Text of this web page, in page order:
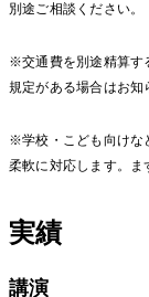
別途ご相談ください。
※交通費を別途精算す
規定がある場合はお知
※学校・こども向けな
柔軟に対応します。ま
実績
講演